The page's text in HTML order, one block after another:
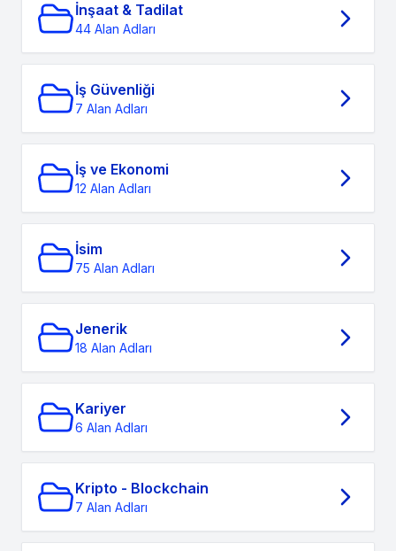
İnşaat & Tadilat
44 Alan Adları
İş Güvenliği
7 Alan Adları
İş ve Ekonomi
12 Alan Adları
İsim
75 Alan Adları
Jenerik
18 Alan Adları
Kariyer
6 Alan Adları
Kripto - Blockchain
7 Alan Adları